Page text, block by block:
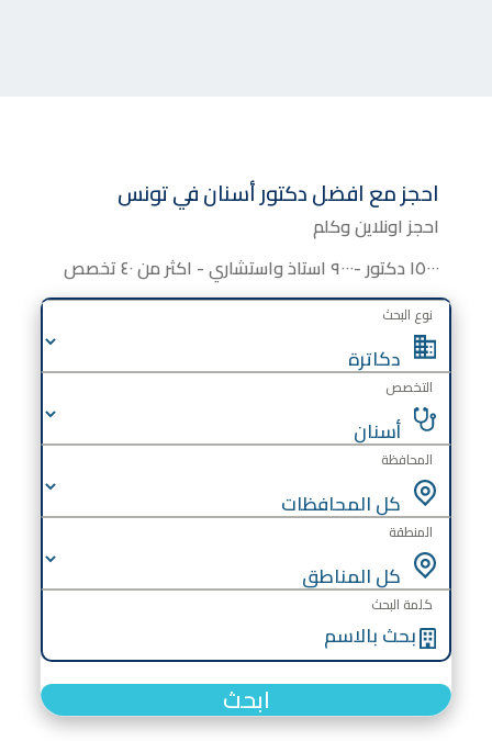
احجز مع افضل دكتور أسنان في تونس
احجز اونلاين وكلم
١٥٠٠٠ دكتور -٩٠٠٠ استاذ واستشاري - اكثر من ٤٠ تخصص
نوع البحث
التخصص
المحافظة
المنطقة
كلمة البحث
ابحث